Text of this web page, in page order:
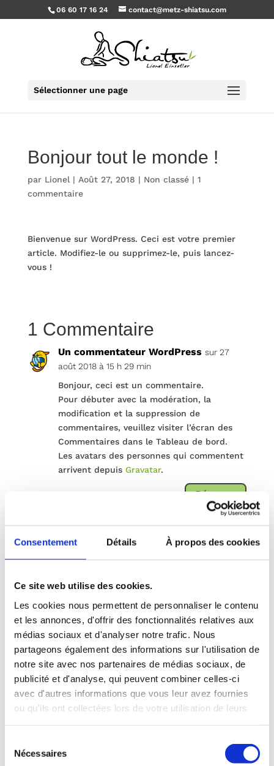
Consentement Détails À propos des cookies
Ce site web utilise des cookies.
Les cookies nous permettent de personnaliser le contenu
et les annonces, d'offrir des fonctionnalités relatives aux
médias sociaux et d'analyser notre trafic. Nous
partageons également des informations sur l'utilisation de
notre site avec nos partenaires de médias sociaux, de
publicité et d'analyse, qui peuvent combiner celles-ci
avec d'autres informations que vous leur avez fournies
ou qu'ils ont collectées lors de votre utilisation de leurs
Nécessaires
06 60 17 16 24 contact@metz-shiatsu.com
Sélectionner une page
Bonjour tout le monde !
par Lionel | Août 27, 2018 | Non classé| 1
commentaire
Bienvenue sur WordPress. Ceci est votre premier
article. Modifiez-le ou supprimez-le, puis lancez-
vous !
1 Commentaire
Un commentateur WordPress sur 27
août 2018 à 15 h 29 min
Bonjour, ceci est un commentaire.
Pour débuter avec la modération, la
modification et la suppression de
commentaires, veuillez visiter l’écran des
Commentaires dans le Tableau de bord.
Les avatars des personnes qui commentent
arrivent depuis Gravatar.
Réponse
Poster le commentaire
champs obligatoires sont indiqués avec